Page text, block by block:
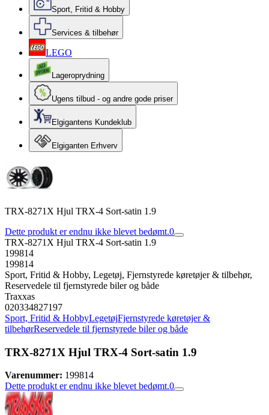
Sport, Fritid & Hobby
Services & tilbehør
LEGO
Lageroprydning
Ugens tilbud - og andre gode priser
Elgigantens Kundeklub
Elgiganten Erhverv
TRX-8271X Hjul TRX-4 Sort-satin 1.9
Dette produkt er endnu ikke blevet bedømt.0
TRX-8271X Hjul TRX-4 Sort-satin 1.9
199814
199814
Sport, Fritid & Hobby, Legetøj, Fjernstyrede køretøjer & tilbehør,
Reservedele til fjernstyrede biler og både
Traxxas
020334827197
Sport, Fritid & HobbyLegetøjFjernstyrede køretøjer &
tilbehørReservedele til fjernstyrede biler og både
TRX-8271X Hjul TRX-4 Sort-satin 1.9
Varenummer: 199814
Dette produkt er endnu ikke blevet bedømt.0